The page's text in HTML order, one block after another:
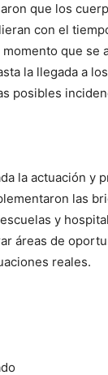
que los
con el
que se
la llegada a
posibles
la actuación y
las
y
áreas de
reales.